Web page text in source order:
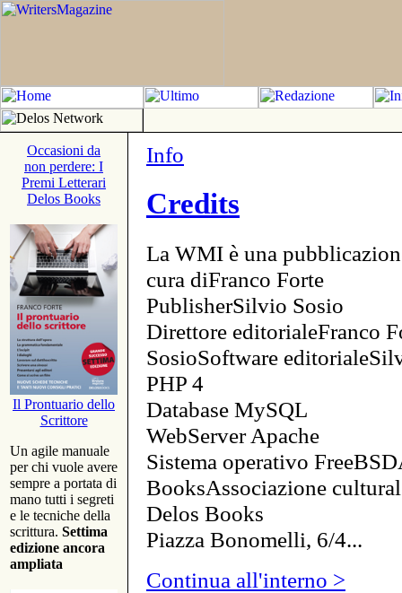
Occasioni da
non perdere: I
Premi Letterari
Delos Books
Il Prontuario dello
Scrittore
Un agile manuale
per chi vuole avere
sempre a portata di
mano tutti i segreti
e le tecniche della
scrittura. Settima
edizione ancora
ampliata
Info
Credits
La WMI è una
cura diFranco Forte
PublisherSilvio Sosio
Direttore editorialeFranco
SosioSoftware
PHP 4
Database MySQL
WebServer Apache
Sistema operativo
BooksAssociazione
Delos Books
Piazza Bonomelli, 6/4...
Continua all'interno >